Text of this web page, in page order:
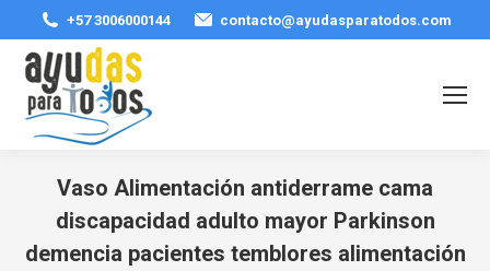
+57 3006000144 contacto@ayudasparatodos.com
Vaso Alimentación antiderrame cama
discapacidad adulto mayor Parkinson
demencia pacientes temblores alimentación